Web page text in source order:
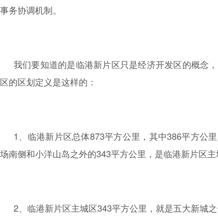
事务协调机制。
我们要知道的是临港新片区只是经济开发区的概念
区的区划定义是这样的：
1、临港新片区总体873平方公里，其中386平方公
场南侧和小洋山岛之外的343平方公里，是临港新片区
2、临港新片区主城区343平方公里，就是五大新城